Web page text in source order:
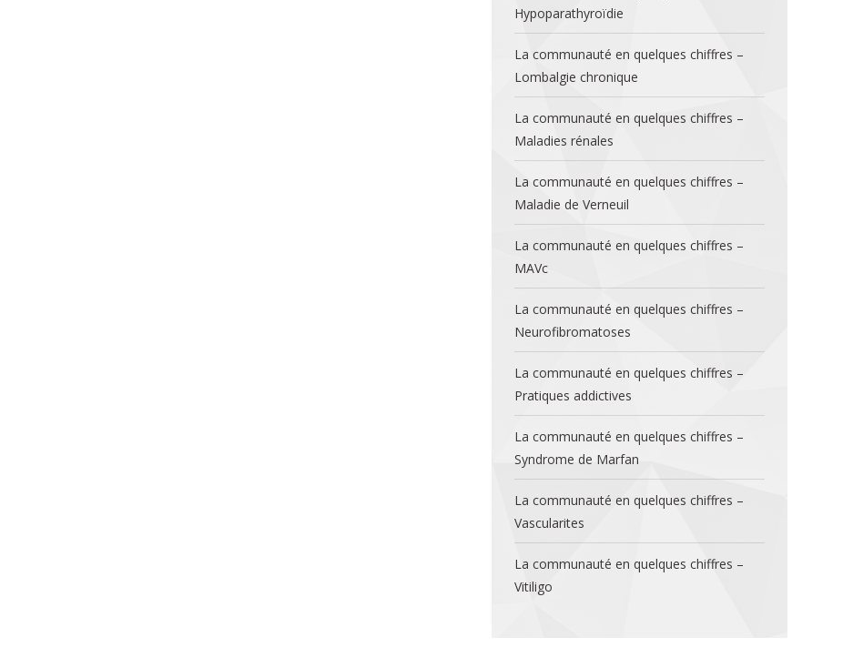
Hypoparathyroïdie
La communauté en quelques chiffres –
Lombalgie chronique
La communauté en quelques chiffres –
Maladies rénales
La communauté en quelques chiffres –
Maladie de Verneuil
La communauté en quelques chiffres –
MAVc
La communauté en quelques chiffres –
Neurofibromatoses
La communauté en quelques chiffres –
Pratiques addictives
La communauté en quelques chiffres –
Syndrome de Marfan
La communauté en quelques chiffres –
Vascularites
La communauté en quelques chiffres –
Vitiligo